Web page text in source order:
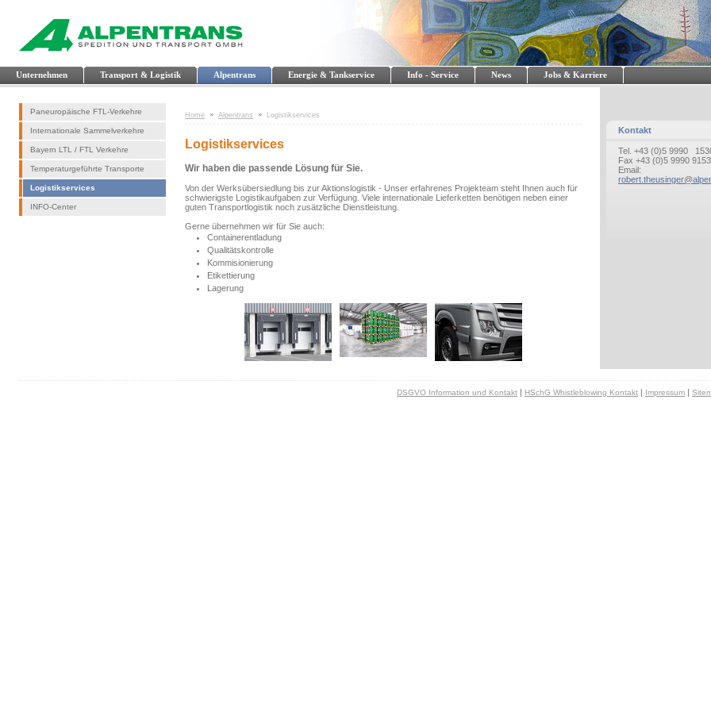
Unternehmen Transport & Logistik Alpentrans Energie & Tankservice Info - Service News Jobs & Karriere
Paneuropäische FTL-Verkehre
Internationale Sammelverkehre
Bayern LTL / FTL Verkehre
Temperaturgeführte Transporte
Logistikservices
INFO-Center
Home Alpentrans Logistikservices
Logistikservices
Wir haben die passende Lösung für Sie.
Von der Werksübersiedlung bis zur Aktionslogistik - Unser erfahrenes Projekteam steht Ihnen auch für
schwierigste Logistikaufgaben zur Verfügung. Viele internationale Lieferketten benötigen neben einer
guten Transportlogistik noch zusätzliche Dienstleistung.
Gerne übernehmen wir für Sie auch:
Containerentladung
Qualitätskontrolle
Kommisionierung
Etikettierung
Lagerung
Kontakt
Tel. +43 (0)5 9990
Fax +43 (0)5 9990
Email:
robert.theusinger@
DSGVO Information und Kontakt | HSchG Whistleblowing Kontakt | Impressum |